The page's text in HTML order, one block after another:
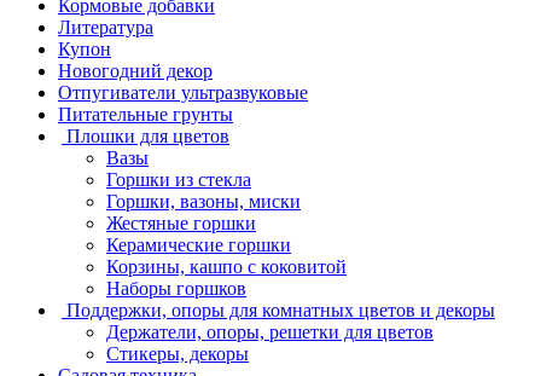
Кормовые добавки
Литература
Купон
Новогодний декор
Отпугиватели ультразвуковые
Питательные грунты
Плошки для цветов
Вазы
Горшки из стекла
Горшки, вазоны, миски
Жестяные горшки
Керамические горшки
Корзины, кашпо с коковитой
Наборы горшков
Поддержки, опоры для комнатных цветов и декоры
Держатели, опоры, решетки для цветов
Стикеры, декоры